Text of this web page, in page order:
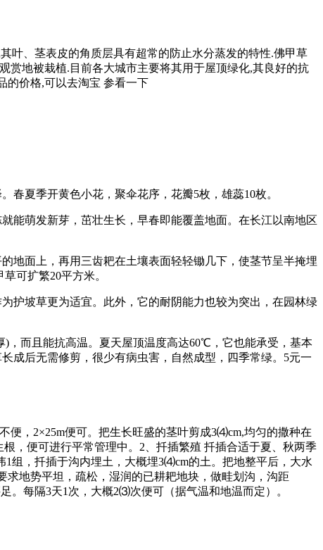
叶、茎表皮的角质层具有超常的防止水分蒸发的特性.佛甲草
赏地被栽植.目前各大城市主要将其用于屋顶绿化,其良好的抗
的价格,可以去淘宝 参看一下
春夏季开黄色小花，聚伞花序，花瓣5枚，雄蕊10枚。
能萌发新芽，茁壮生长，早春即能覆盖地面。在长江以南地区
地面上，再用三齿耙在土壤表面轻轻锄几下，使茎节呈半掩埋
可扩繁20平方米。
护坡草更为适宜。此外，它的耐阴能力也较为突出，在园林绿
，而且能抗高温。夏天屋顶温度高达60℃，它也能承受，基本
成后无需修剪，很少有病虫害，自然成型，四季常绿。5元一
便，2×25m便可。把生长旺盛的茎叶剪成3⑷cm,均匀的撒种在
，便可进行平常管理中。2、扦插繁殖 扦插合适于夏、秋两季
组，扦插于沟内埋土，大概埋3⑷cm的土。把地整平后，大水
地势平坦，疏松，湿润的已耕耙地块，做畦划沟，沟距
。每隔3天1次，大概2⑶次便可（据气温和地温而定）。